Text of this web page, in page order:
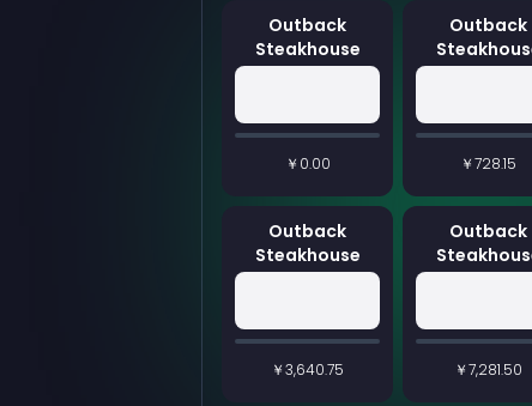
Outback
Steakhouse
￥0.00
Outback
￥728.15
Outback
Steakhouse
￥3,640.75
Outback
￥7,281.50